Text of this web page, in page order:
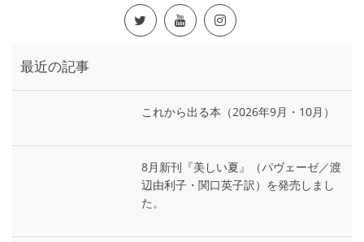
最近の記事
これから出る本（2026年9月・10月）
8月新刊『美しい夏』（パヴェーゼ／渡
辺由利子・関口英子訳）を発売しまし
た。